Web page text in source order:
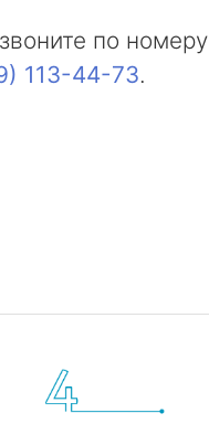
по номеру
113-44-73.